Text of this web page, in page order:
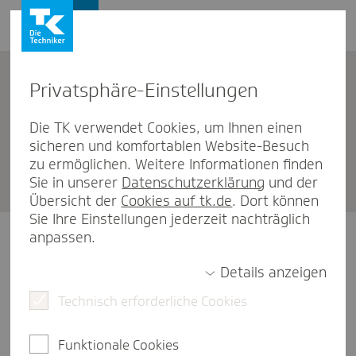
Mitglied­schafts­an­trag Studie­
rende
TK-Mitglied werden
Schön, dass Sie sich für die TK entschieden haben.
Sollte es sich bei Ihrem Studium um eine duale
Ausbildung handeln, wechseln Sie bitte in den
Antrag für Beschäftigte.
Bitte beachten Sie: Trotz des
Privat­sphäre-Einstel­lungen
Die TK verwendet Cookies, um Ihnen einen
sicheren und komfortablen Website-Besuch
zu ermöglichen. Weitere Informationen finden
Sie in unserer Datenschutzerklärung und der
Übersicht der Cookies auf tk.de. Dort können
Sie Ihre Einstellungen jederzeit nachträglich
anpassen.
Details anzeigen
Technisch erforderliche Cookies
Funktionale Cookies